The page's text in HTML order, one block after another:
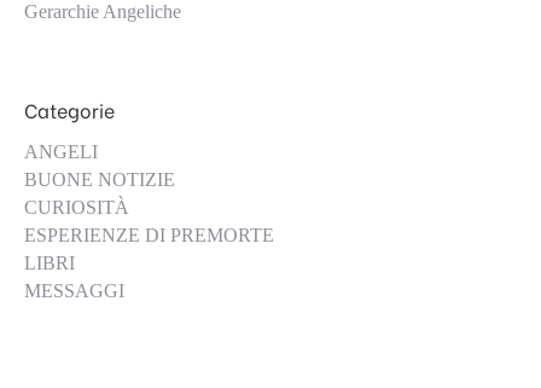
Gerarchie Angeliche
Categorie
ANGELI
BUONE NOTIZIE
CURIOSITÀ
ESPERIENZE DI PREMORTE
LIBRI
MESSAGGI